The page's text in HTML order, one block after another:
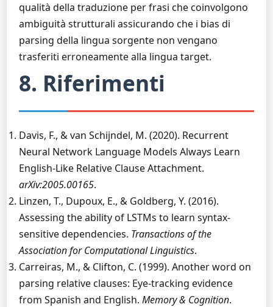
qualità della traduzione per frasi che coinvolgono
ambiguità strutturali assicurando che i bias di
parsing della lingua sorgente non vengano
trasferiti erroneamente alla lingua target.
8. Riferimenti
Davis, F., & van Schijndel, M. (2020). Recurrent
Neural Network Language Models Always Learn
English-Like Relative Clause Attachment.
arXiv:2005.00165.
Linzen, T., Dupoux, E., & Goldberg, Y. (2016).
Assessing the ability of LSTMs to learn syntax-
sensitive dependencies. Transactions of the
Association for Computational Linguistics.
Carreiras, M., & Clifton, C. (1999). Another word on
parsing relative clauses: Eye-tracking evidence
from Spanish and English. Memory & Cognition.